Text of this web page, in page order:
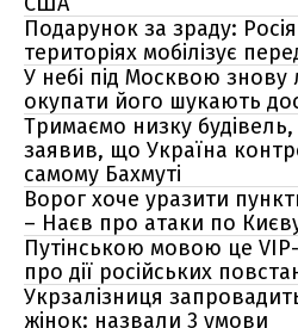
Подарунок за зраду:
територіях мобілізує
У небі під Москвою знову
окупати його шукають
Тримаємо низку
заявив, що Україна
самому Бахмуті
Ворог хоче уразити
– Наєв про атаки по
Путінською мовою це
про дії російських
Укрзалізниця
жінок: назвали 3 умови